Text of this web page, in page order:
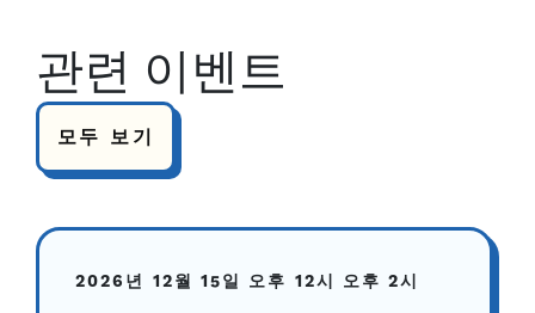
관련 이벤트
모두 보기
2026년 12월 15일 오후 12시 오후 2시